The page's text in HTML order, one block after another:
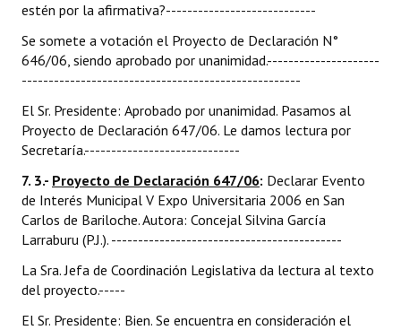
estén por la afirmativa?----------------------------
Se somete a votación el Proyecto de Declaración N°
646/06, siendo aprobado por unanimidad.---------------------
----------------------------------------------------
El Sr. Presidente: Aprobado por unanimidad. Pasamos al
Proyecto de Declaración 647/06. Le damos lectura por
Secretaría.-----------------------------
7. 3.- Proyecto de Declaración 647/06: Declarar Evento
de Interés Municipal V Expo Universitaria 2006 en San
Carlos de Bariloche. Autora: Concejal Silvina García
Larraburu (P.J.). -------------------------------------------
La Sra. Jefa de Coordinación Legislativa da lectura al texto
del proyecto.-----
El Sr. Presidente: Bien. Se encuentra en consideración el